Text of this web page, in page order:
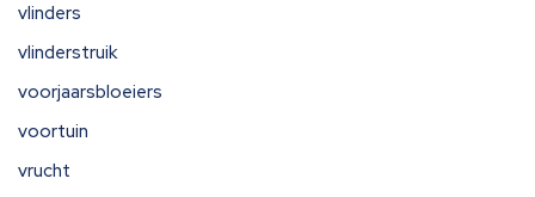
vlinders
vlinderstruik
voorjaarsbloeiers
voortuin
vrucht